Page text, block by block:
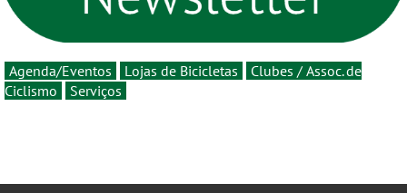
Agenda/Eventos Lojas de Bicicletas
Clubes / Assoc. de
Ciclismo
Serviços